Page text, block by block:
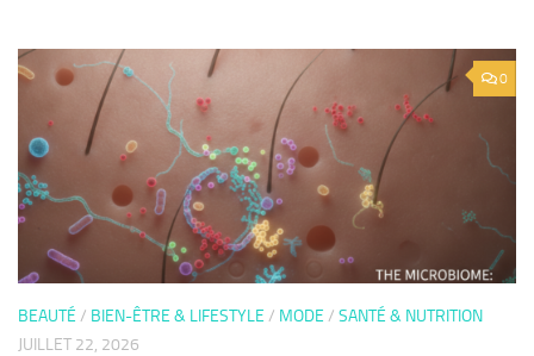
0
BEAUTÉ / BIEN-ÊTRE & LIFESTYLE / MODE / SANTÉ & NUTRITION
JUILLET 22, 2026